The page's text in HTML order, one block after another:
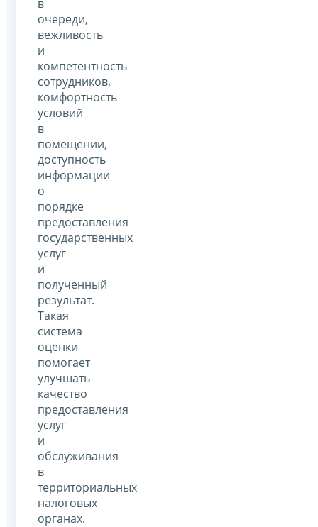
в
очереди,
вежливость
и
компетентность
сотрудников,
комфортность
условий
в
помещении,
доступность
информации
о
порядке
предоставления
государственных
услуг
и
полученный
результат.
Такая
система
оценки
помогает
улучшать
качество
предоставления
услуг
и
обслуживания
в
территориальных
налоговых
органах.